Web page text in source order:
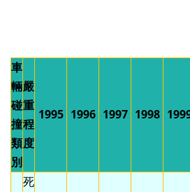
車
輛
碰
撞
類
別
嚴
重
程
度
1995 1996 1997 1998
死